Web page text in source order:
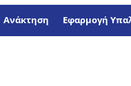
Ανάκτηση Εφαρμογή